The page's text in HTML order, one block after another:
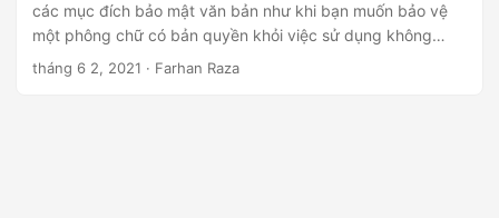
các mục đích bảo mật văn bản như khi bạn muốn bảo vệ
một phông chữ có bản quyền khỏi việc sử dụng không
mong muốn. Bài viết này trình bày cách thực hiện lập trình
tháng 6 2, 2021 · Farhan Raza